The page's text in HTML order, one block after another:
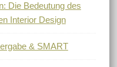
Die Bedeutung des
Interior Design
& SMART